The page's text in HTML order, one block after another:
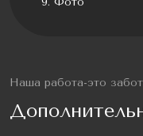
Наша работа-это